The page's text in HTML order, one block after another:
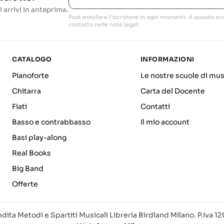
arrivi in anteprima.
Puoi annullare l'iscrizione in ogni momenti. A questo
contatto nelle note legali.
CATALOGO
Pianoforte
Chitarra
Fiati
Basso e contrabbasso
Basi play-along
Real Books
Big Band
Offerte
INFORMAZIONI
Le nostre scuole di
Carta del Docente
Contatti
Il mio account
Metodi e Spartiti Musicali Libreria Birdland Milano. P.Iva